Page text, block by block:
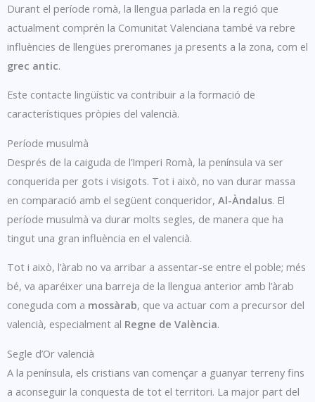
Durant el període romà, la llengua parlada en la regió que
actualment comprén la Comunitat Valenciana també va rebre
influències de llengües preromanes ja presents a la zona, com el
grec antic.
Este contacte lingüístic va contribuir a la formació de
característiques pròpies del valencià.
Període musulmà
Després de la caiguda de l’Imperi Romà, la península va ser
conquerida per gots i visigots. Tot i això, no van durar massa
en comparació amb el següent conqueridor, Al-Àndalus. El
període musulmà va durar molts segles, de manera que ha
tingut una gran influència en el valencià.
Tot i això, l’àrab no va arribar a assentar-se entre el poble; més
bé, va aparéixer una barreja de la llengua anterior amb l’àrab
coneguda com a mossàrab, que va actuar com a precursor del
valencià, especialment al Regne de València.
Segle d’Or valencià
A la península, els cristians van començar a guanyar terreny fins
a aconseguir la conquesta de tot el territori. La major part del